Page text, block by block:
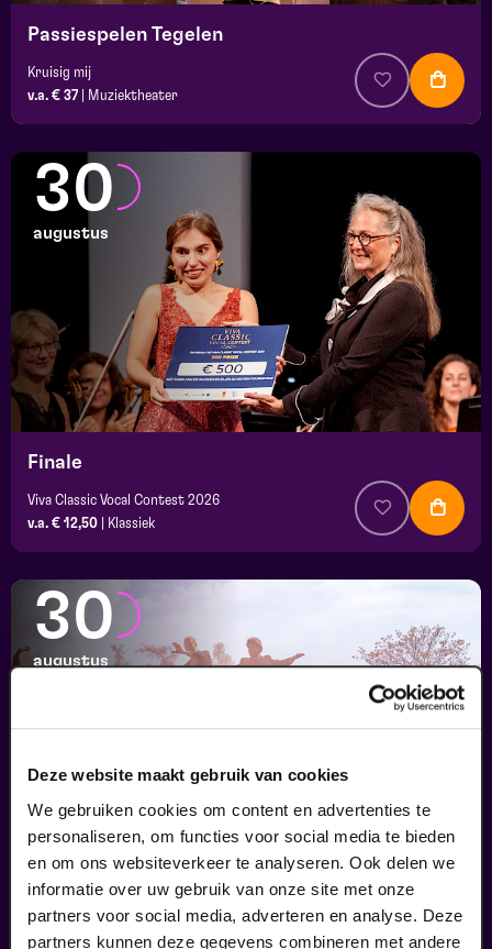
Deze website maakt gebruik van cookies
We gebruiken cookies om content en advertenties te
personaliseren, om functies voor social media te bieden
en om ons websiteverkeer te analyseren. Ook delen we
informatie over uw gebruik van onze site met onze
partners voor social media, adverteren en analyse. Deze
partners kunnen deze gegevens combineren met andere
Passiespelen Tegelen
Kruisig mij
v.a. € 37
Muziektheater
30
augustus
Finale
Viva Classic Vocal Contest 2026
v.a. € 12,50
Klassiek
30
augustus
Passiespelen Tegelen
Kruisig mij